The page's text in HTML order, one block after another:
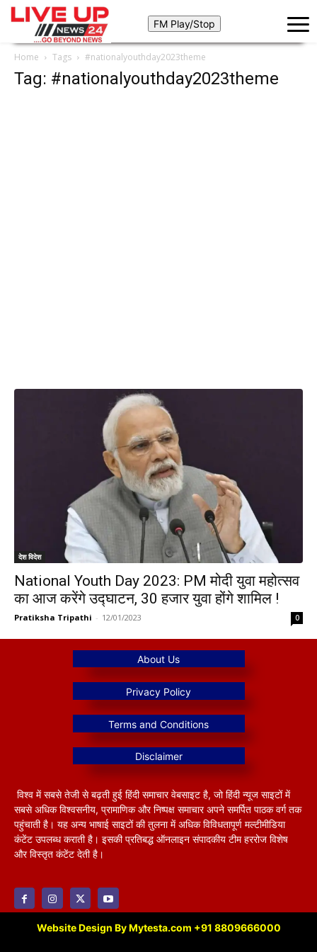
Home Tags #nationalyouthday2023theme
Tag: #nationalyouthday2023theme
देश विदेश
National Youth Day 2023: PM मोदी युवा महोत्सव
का आज करेंगे उद्घाटन, 30 हजार युवा होंगे शामिल !
Pratiksha Tripathi - 12/01/2023 0
विश्व में सबसे तेजी से बढ़ती हुई हिंदी समाचार वेबसाइट है, जो हिंदी न्यूज साइटों में
सबसे अधिक विश्वसनीय, प्रामाणिक और निष्पक्ष समाचार अपने समर्पित पाठक वर्ग तक
पहुंचाती है। यह अन्य भाषाई साइटों की तुलना में अधिक विविधतापूर्ण मल्टीमीडिया
कंटेंट उपलब्ध कराती है। इसकी प्रतिबद्ध ऑनलाइन संपादकीय टीम हररोज विशेष
और विस्तृत कंटेंट देती है।
Website Design By Mytesta.com +91 8809666000